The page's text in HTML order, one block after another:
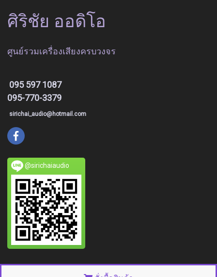
ศิริชัย ออดิโอ
ศูนย์รวมเครื่องเสียงครบวงจร
095 597 1087
095-770-3379
sirichai_audio@hotmail.com
@sirichaiaudio
© Copyright 2015 All right reserved. MakeWebEasy.com